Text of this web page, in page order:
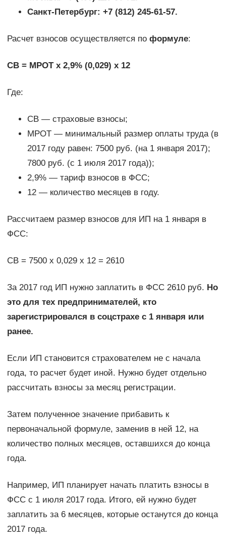
Санкт-Петербург: +7 (812) 245-61-57.
Расчет взносов осуществляется по формуле:
СВ = МРОТ х 2,9% (0,029) х 12
Где:
СВ — страховые взносы;
МРОТ — минимальный размер оплаты труда (в
2017 году равен: 7500 руб. (на 1 января 2017);
7800 руб. (с 1 июля 2017 года));
2,9% — тариф взносов в ФСС;
12 — количество месяцев в году.
Рассчитаем размер взносов для ИП на 1 января в
ФСС:
СВ = 7500 х 0,029 х 12 = 2610
За 2017 год ИП нужно заплатить в ФСС 2610 руб. Но
это для тех предпринимателей, кто
зарегистрировался в соцстрахе с 1 января или
ранее.
Если ИП становится страхователем не с начала
года, то расчет будет иной. Нужно будет отдельно
рассчитать взносы за месяц регистрации.
Затем полученное значение прибавить к
первоначальной формуле, заменив в ней 12, на
количество полных месяцев, оставшихся до конца
года.
Например, ИП планирует начать платить взносы в
ФСС с 1 июля 2017 года. Итого, ей нужно будет
заплатить за 6 месяцев, которые останутся до конца
2017 года.